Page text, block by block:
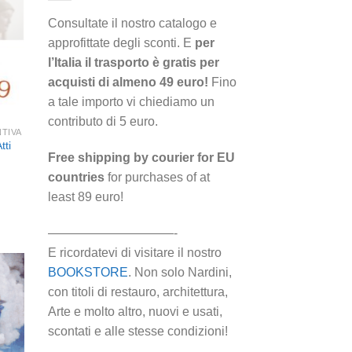
Consultate il nostro catalogo e
approfittate degli sconti. E per
l’Italia il trasporto è gratis per
acquisti di almeno 49 euro! Fino
a tale importo vi chiediamo un
contributo di 5 euro.
Free shipping by courier for EU
countries for purchases of at
least 89 euro!
——————————-
E ricordatevi di visitare il nostro
BOOKSTORE. Non solo Nardini,
con titoli di restauro, architettura,
Arte e molto altro, nuovi e usati,
scontati e alle stesse condizioni!